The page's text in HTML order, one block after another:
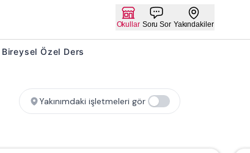
Okullar Soru Sor Yakındakiler
Özel Ders
Yakınımdaki işletmeleri gör